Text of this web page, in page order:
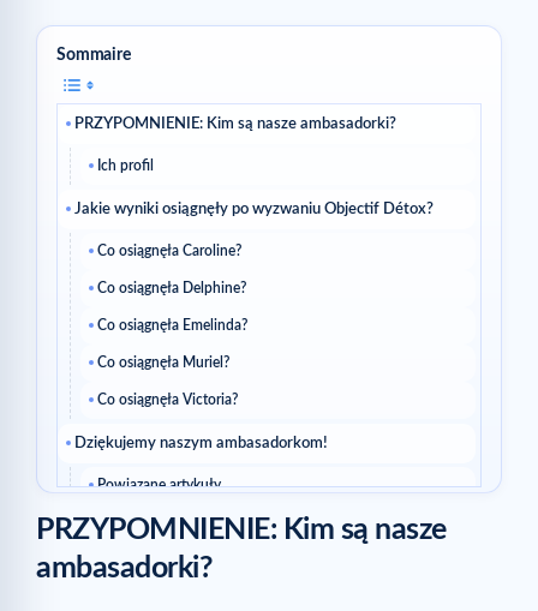
Sommaire
PRZYPOMNIENIE: Kim są nasze ambasadorki?
Ich profil
Jakie wyniki osiągnęły po wyzwaniu Objectif Détox?
Co osiągnęła Caroline?
Co osiągnęła Delphine?
Co osiągnęła Emelinda?
Co osiągnęła Muriel?
Co osiągnęła Victoria?
Dziękujemy naszym ambasadorkom!
Powiązane artykuły
PRZYPOMNIENIE: Kim są nasze
ambasadorki?